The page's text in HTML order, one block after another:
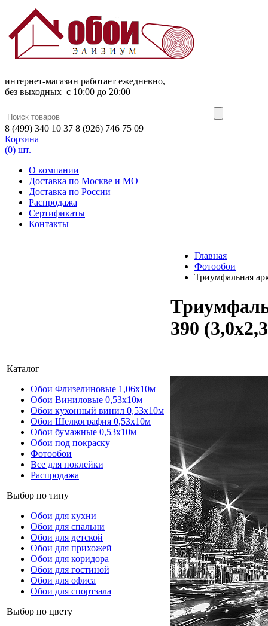
интернет-магазин работает ежедневно,
без выходных c 10:00 до 20:00
8 (499) 340 10 37 8 (926) 746 75 09
Корзина
(0) шт.
О компании
Доставка по Москве и МО
Доставка по России
Распродажа
Сертификаты
Контакты
Каталог
Обои Флизелиновые 1,06х10м
Обои Виниловые 0,53х10м
Обои кухонный винил 0,53х10м
Обои Шелкография 0,53x10м
Обои бумажные 0,53х10м
Обои под покраску
Фотообои
Все для поклейки
Распродажа
Выбор по типу
Обои для кухни
Обои для спальни
Обои для детской
Обои для прихожей
Обои для коридора
Обои для гостиной
Обои для офиса
Обои для спортзала
Выбор по цвету
Главная
Фотообои
Триумфальная
390